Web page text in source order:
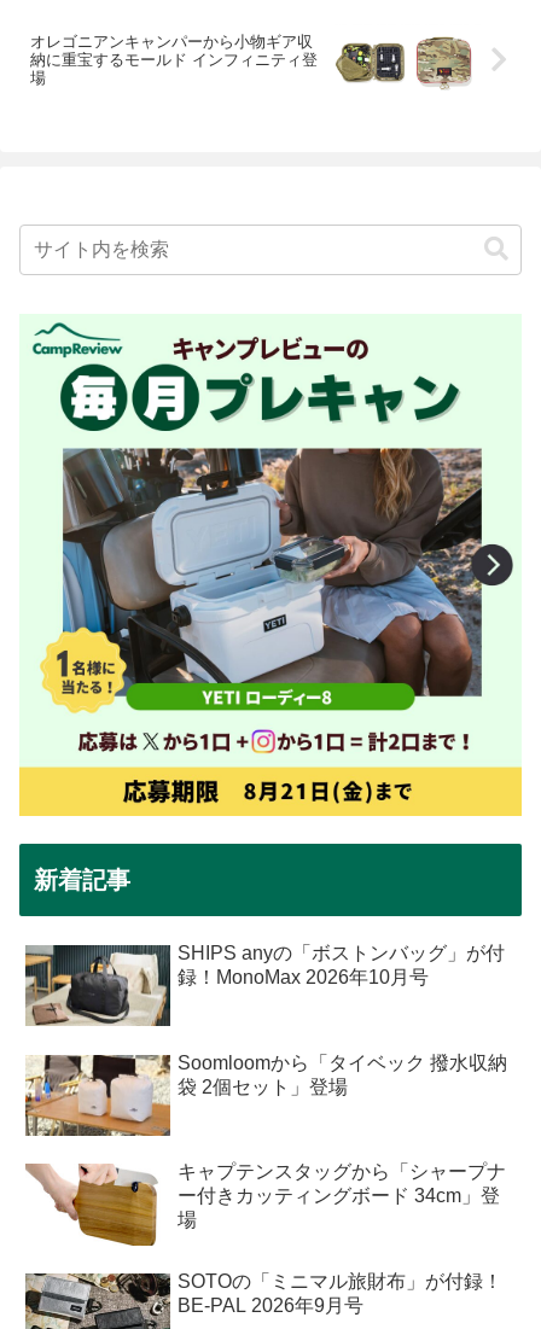
オレゴニアンキャンパーから小物ギア収
納に重宝するモールド インフィニティ登
場
新着記事
SHIPS anyの「ボストンバッグ」が付
録！MonoMax 2026年10月号
Soomloomから「タイベック 撥水収納
袋 2個セット」登場
キャプテンスタッグから「シャープナ
ー付きカッティングボード 34cm」登
場
SOTOの「ミニマル旅財布」が付録！
BE-PAL 2026年9月号